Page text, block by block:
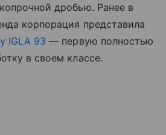
дробью. Ранее в
корпорация представила
IGLA 93 — первую полностью
в своем классе.